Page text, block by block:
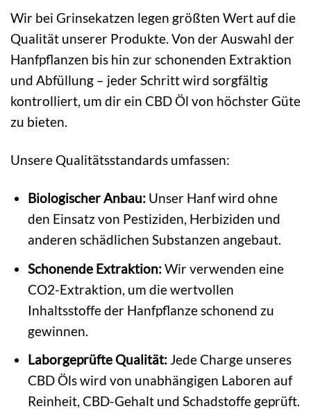
Wir bei Grinsekatzen legen größten Wert auf die
Qualität unserer Produkte. Von der Auswahl der
Hanfpflanzen bis hin zur schonenden Extraktion
und Abfüllung – jeder Schritt wird sorgfältig
kontrolliert, um dir ein CBD Öl von höchster Güte
zu bieten.
Unsere Qualitätsstandards umfassen:
Biologischer Anbau: Unser Hanf wird ohne
den Einsatz von Pestiziden, Herbiziden und
anderen schädlichen Substanzen angebaut.
Schonende Extraktion:Wir verwenden eine
CO2-Extraktion, um die wertvollen
Inhaltsstoffe der Hanfpflanze schonend zu
gewinnen.
Laborgeprüfte Qualität: Jede Charge unseres
CBD Öls wird von unabhängigen Laboren auf
Reinheit, CBD-Gehalt und Schadstoffe geprüft.